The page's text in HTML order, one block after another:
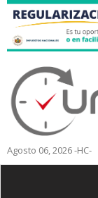
Agosto 06, 2026 -HC-